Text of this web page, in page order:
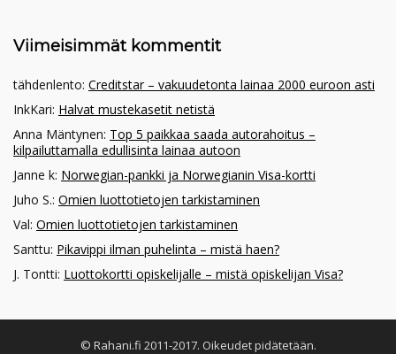
Viimeisimmät kommentit
tähdenlento: Creditstar – vakuudetonta lainaa 2000 euroon asti
InkKari: Halvat mustekasetit netistä
Anna Mäntynen: Top 5 paikkaa saada autorahoitus –
kilpailuttamalla edullisinta lainaa autoon
Janne k: Norwegian-pankki ja Norwegianin Visa-kortti
Juho S.: Omien luottotietojen tarkistaminen
Val: Omien luottotietojen tarkistaminen
Santtu: Pikavippi ilman puhelinta – mistä haen?
J. Tontti: Luottokortti opiskelijalle – mistä opiskelijan Visa?
© Rahani.fi 2011-2017. Oikeudet pidätetään.